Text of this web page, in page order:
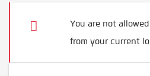
You are not
from your current